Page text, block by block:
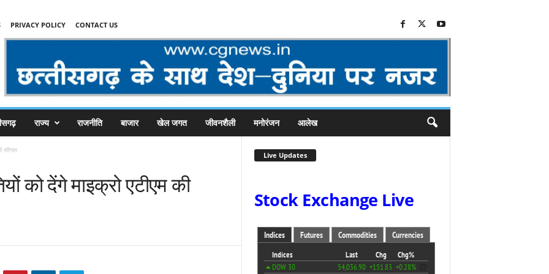
PRIVACY POLICY CONTACT US
राज्य राजनीति बाजार खेल जगत जीवनशैली मनोरंजन आलेख
सौगात
को देंगे माइक्रो एटीएम की
Live Updates
Stock Exchange Live